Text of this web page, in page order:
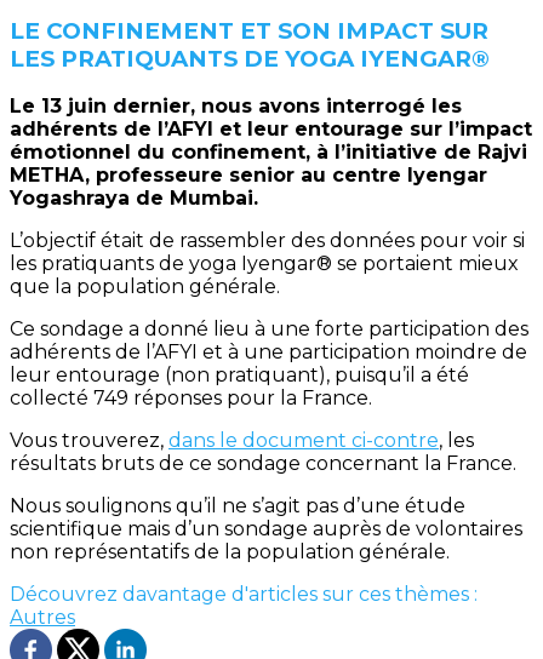
LE CONFINEMENT ET SON IMPACT SUR
LES PRATIQUANTS DE YOGA IYENGAR®
Le 13 juin dernier, nous avons interrogé les
adhérents de l’AFYI et leur entourage sur l’impact
émotionnel du confinement, à l’initiative de Rajvi
METHA, professeure senior au centre Iyengar
Yogashraya de Mumbai.
L’objectif était de rassembler des données pour voir si
les pratiquants de yoga Iyengar® se portaient mieux
que la population générale.
Ce sondage a donné lieu à une forte participation des
adhérents de l’AFYI et à une participation moindre de
leur entourage (non pratiquant), puisqu’il a été
collecté 749 réponses pour la France.
Vous trouverez, dans le document ci-contre, les
résultats bruts de ce sondage concernant la France.
Nous soulignons qu’il ne s’agit pas d’une étude
scientifique mais d’un sondage auprès de volontaires
non représentatifs de la population générale.
Découvrez davantage d'articles sur ces thèmes :
Autres